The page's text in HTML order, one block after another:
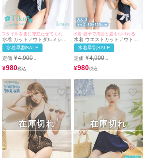
水着 カットアウトダルメシア
ンリボンワンショルダーモノキ
ニハイウエストビキニ
水着早割SALE
定価 ¥4,900→
¥980
水着 ウエストカットアウトダ
ルメシアンプリントリボンワン
ショルダーペアモノキニビキニ
水着早割SALE
定価 ¥4,900→
¥980
在庫切れ 在庫切れ